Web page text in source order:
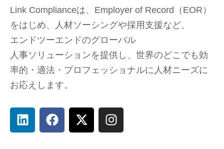
Link Complianceは、Employer of Record（EOR）
をはじめ、
人材ソーシングや採用支援など、
エンドツーエンドのグローバル
人事ソリューションを提供し、 世界のどこでも効
率的・適法・プロフェッショナルに人材ニーズに
お応えします。